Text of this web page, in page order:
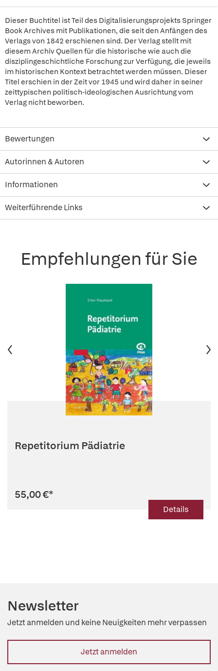
Dieser Buchtitel ist Teil des Digitalisierungsprojekts Springer
Book Archives mit Publikationen, die seit den Anfängen des
Verlags von 1842 erschienen sind. Der Verlag stellt mit
diesem Archiv Quellen für die historische wie auch die
disziplingeschichtliche Forschung zur Verfügung, die jeweils
im historischen Kontext betrachtet werden müssen. Dieser
Titel erschien in der Zeit vor 1945 und wird daher in seiner
zeittypischen politisch-ideologischen Ausrichtung vom
Verlag nicht beworben.
Bewertungen
Autorinnen & Autoren
Informationen
Weiterführende Links
Empfehlungen für Sie
Repetitorium Pädiatrie
55,00 €*
Details
Newsletter
Jetzt anmelden und keine Neuigkeiten mehr verpassen
Jetzt anmelden